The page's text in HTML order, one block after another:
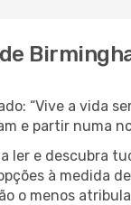
“Vive a vida
e partir numa
ler e descubra
à medida
o menos